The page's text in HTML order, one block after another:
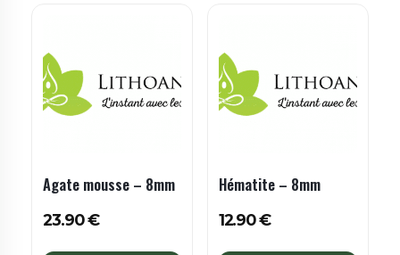
Agate mousse – 8mm
23.90€
Hématite – 8mm
12.90€